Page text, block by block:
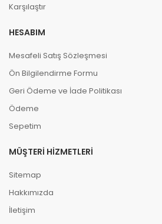
Karşılaştır
HESABIM
Mesafeli Satış Sözleşmesi
Ön Bilgilendirme Formu
Geri Ödeme ve İade Politikası
Ödeme
Sepetim
MÜŞTERI HIZMETLERI
Sitemap
Hakkımızda
İletişim